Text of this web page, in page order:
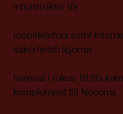
infrastruktur för
mobiltelefoni samt
säkerhetsfrågorna
hamnat i fokus. Bizits
komplement till Nocoms